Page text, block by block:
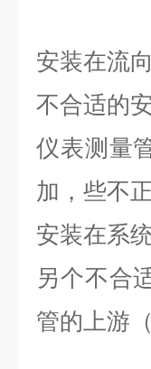
安装在流
不合适的
仪表测量
加，些不
安装在系
另个不合
管的上游